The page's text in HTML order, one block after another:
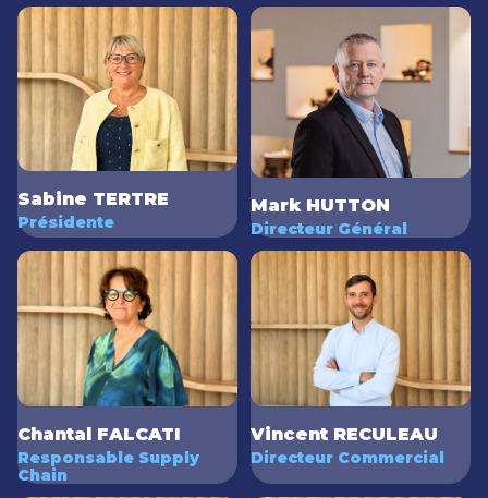
Sabine TERTRE
Présidente
Mark HUTTON
Directeur Général
Chantal FALCATI
Responsable Supply
Chain
Vincent RECULEAU
Directeur Commercial